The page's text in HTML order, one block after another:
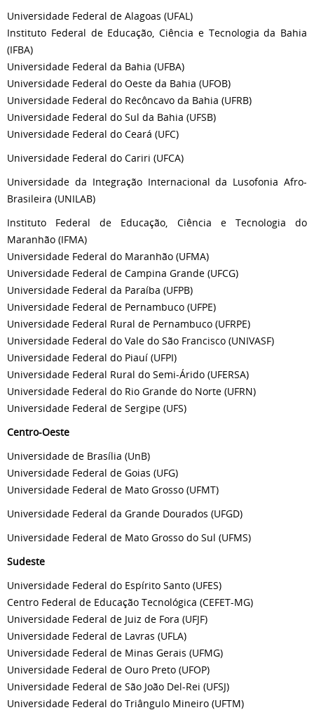
Universidade Federal de Alagoas (UFAL)
Instituto Federal de Educação, Ciência e Tecnologia da Bahia
(IFBA)
Universidade Federal da Bahia (UFBA)
Universidade Federal do Oeste da Bahia (UFOB)
Universidade Federal do Recôncavo da Bahia (UFRB)
Universidade Federal do Sul da Bahia (UFSB)
Universidade Federal do Ceará (UFC)
Universidade Federal do Cariri (UFCA)
Universidade da Integração Internacional da Lusofonia Afro-
Brasileira (UNILAB)
Instituto Federal de Educação, Ciência e Tecnologia do
Maranhão (IFMA)
Universidade Federal do Maranhão (UFMA)
Universidade Federal de Campina Grande (UFCG)
Universidade Federal da Paraíba (UFPB)
Universidade Federal de Pernambuco (UFPE)
Universidade Federal Rural de Pernambuco (UFRPE)
Universidade Federal do Vale do São Francisco (UNIVASF)
Universidade Federal do Piauí (UFPI)
Universidade Federal Rural do Semi-Árido (UFERSA)
Universidade Federal do Rio Grande do Norte (UFRN)
Universidade Federal de Sergipe (UFS)
Centro-Oeste
Universidade de Brasília (UnB)
Universidade Federal de Goias (UFG)
Universidade Federal de Mato Grosso (UFMT)
Universidade Federal da Grande Dourados (UFGD)
Universidade Federal de Mato Grosso do Sul (UFMS)
Sudeste
Universidade Federal do Espírito Santo (UFES)
Centro Federal de Educação Tecnológica (CEFET-MG)
Universidade Federal de Juiz de Fora (UFJF)
Universidade Federal de Lavras (UFLA)
Universidade Federal de Minas Gerais (UFMG)
Universidade Federal de Ouro Preto (UFOP)
Universidade Federal de São João Del-Rei (UFSJ)
Universidade Federal do Triângulo Mineiro (UFTM)